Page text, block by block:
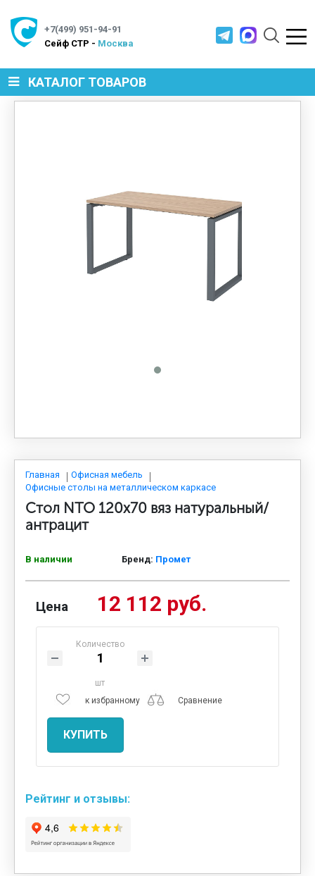
+7(499) 951-94-91
Cейф СТР - Москва
КАТАЛОГ ТОВАРОВ
МЕТАЛЛИЧЕСКИЕ СТЕЛЛАЖИ
ПРОИЗВОДСТВЕННАЯ МЕБЕЛЬ
СИСТЕМЫ ХРАНЕНИЯ
МЕБЕЛЬ ДЛЯ ДОМА
МЕБЕЛЬ ДЛЯ СТОЛОВЫХ
Главная
Офисная мебель
Офисные столы на металлическом каркасе
Стол NTO 120x70 вяз натуральный/
антрацит
В наличии Бренд: Промет
Цена 12 112 руб.
Количество
шт
к избранному
Сравнение
КУПИТЬ
Рейтинг и отзывы: